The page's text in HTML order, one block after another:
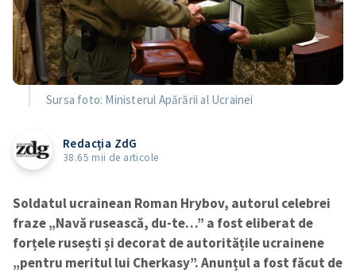
Sursa foto: Ministerul Apărării al Ucrainei
Redacția ZdG
38.65 mii de articole
Soldatul ucrainean Roman Hrybov, autorul celebrei
fraze „Navă rusească, du-te…” a fost eliberat de
forțele rusești și decorat de autoritățile ucrainene
„pentru meritul lui Cherkasy”. Anunțul a fost făcut de